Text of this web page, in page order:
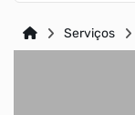
Transparência
Serviços